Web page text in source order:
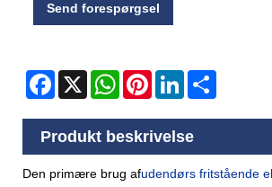
Send forespørgsel
Facebook
X WhatsAppPinterestLinkedIn
Produkt beskrivelse
Den primære brug afudendørs fritstående